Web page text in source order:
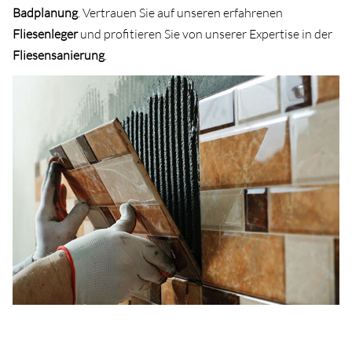
Badplanung. Vertrauen Sie auf unseren erfahrenen
Fliesenlegerund profitieren Sie von unserer Expertise in der
Fliesensanierung.